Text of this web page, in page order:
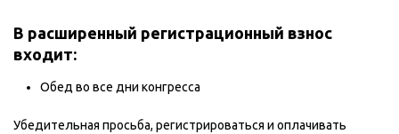
В расширенный регистрационный взнос
входит:
Обед во все дни конгресса
Убедительная просьба, регистрироваться и оплачивать